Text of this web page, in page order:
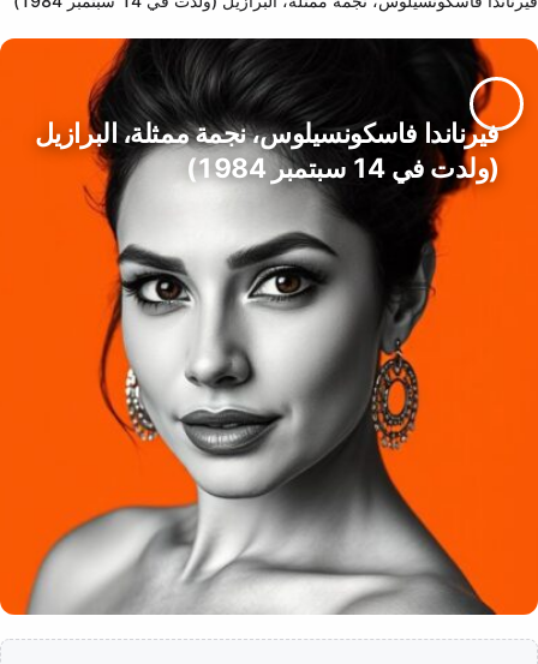
فيرناندا فاسكونسيلوس، نجمة ممثلة، البرازيل
(ولدت في 14 سبتمبر 1984)